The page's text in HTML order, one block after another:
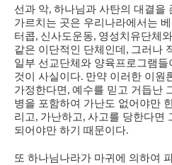
선과 악, 하나님과 사탄의 대결을
가르치는 곳은 우리나라에서는
터콥, 신사도운동, 영성치유단체
같은 이단적인 단체인데 , 그러나
일부 선교단체와 양육프로그램
것이 사실이다. 만약 이러한 이원
가정한다면 , 예수를 믿고 거듭난
병을 포함하여 가난도 없어야만
리고, 가난하고, 사고를 당한다면
되어야만 하기 때문이다.
또 하나님나라가 마귀에 의하여